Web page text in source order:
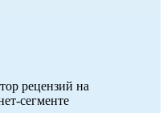
рецензий на
сегменте